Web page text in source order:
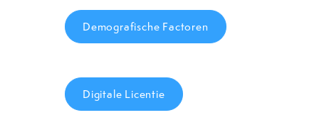
Demografische Factoren
Digitale Licentie